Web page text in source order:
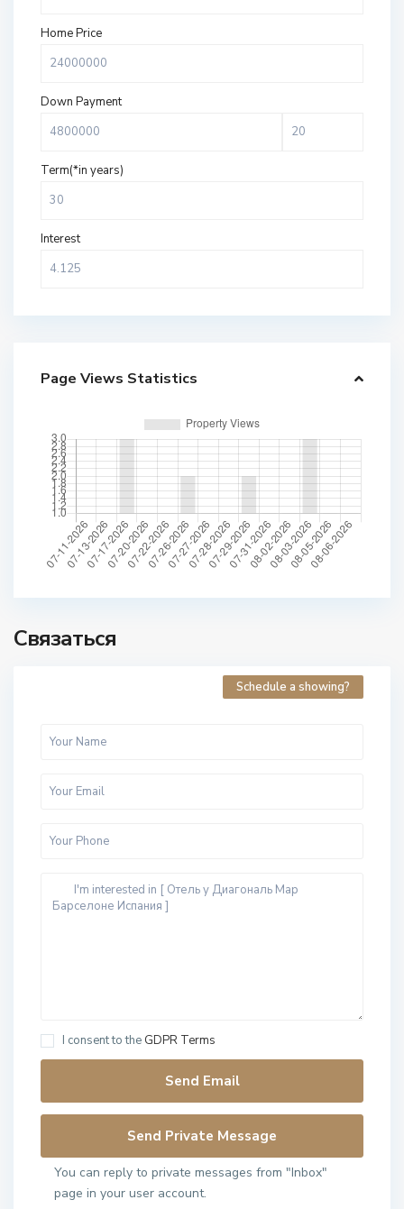
Home Price
Down Payment
Term(*in years)
Interest
Page Views Statistics
Связаться
Schedule a showing?
I consent to the GDPR Terms
You can reply to private messages from "Inbox"
page in your user account.